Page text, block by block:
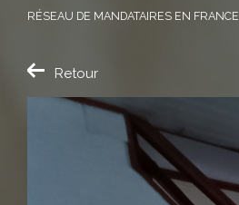
RÉSEAU DE MANDATAIRES EN FRANCE
Retour